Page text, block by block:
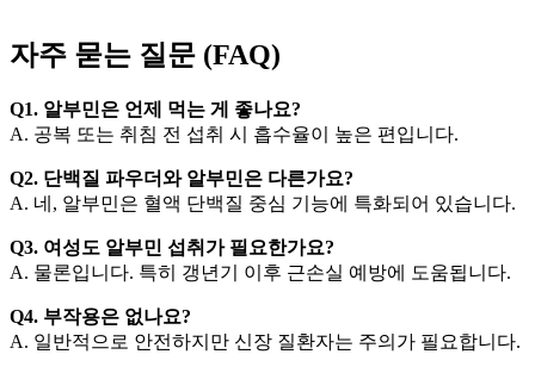
자주 묻는 질문 (FAQ)
Q1. 알부민은 언제 먹는 게 좋나요?
A. 공복 또는 취침 전 섭취 시 흡수율이 높은 편입니다.
Q2. 단백질 파우더와 알부민은 다른가요?
A. 네, 알부민은 혈액 단백질 중심 기능에 특화되어 있습니다.
Q3. 여성도 알부민 섭취가 필요한가요?
A. 물론입니다. 특히 갱년기 이후 근손실 예방에 도움됩니다.
Q4. 부작용은 없나요?
A. 일반적으로 안전하지만 신장 질환자는 주의가 필요합니다.